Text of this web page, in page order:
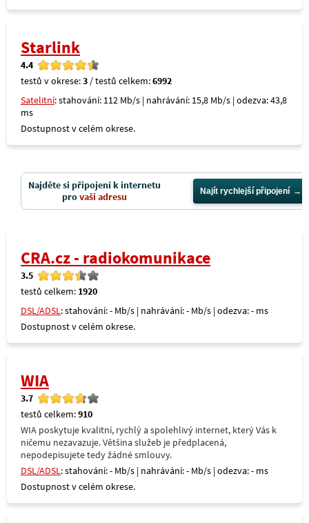
Starlink
4.4
testů v okrese:3 / testů celkem:6992
Satelitní: stahování: 112 Mb/s | nahrávání: 15,8 Mb/s | odezva: 43,8
ms
Dostupnost v celém okrese.
Najděte si připojení k internetu
provaši adresu Najít rychlejší připojení
CRA.cz - radiokomunikace
3.5
testů celkem: 1920
DSL/ADSL: stahování: - Mb/s | nahrávání: - Mb/s | odezva: - ms
Dostupnost v celém okrese.
WIA
3.7
testů celkem:910
WIA poskytuje kvalitní, rychlý a spolehlivý internet, který Vás k
ničemu nezavazuje. Většina služeb je předplacená,
nepodepisujete tedy žádné smlouvy.
DSL/ADSL: stahování: - Mb/s | nahrávání: - Mb/s | odezva: - ms
Dostupnost v celém okrese.